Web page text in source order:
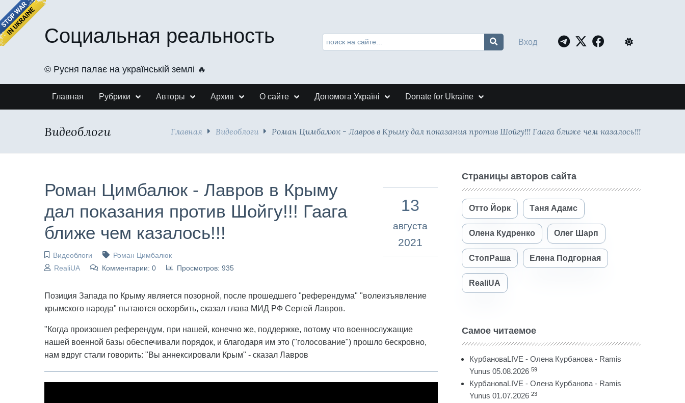
Социальная реальность
©️ Русня палає на українській землі 🔥
Вход
Главная Рубрики Авторы Архив О сайте Допомога Україні Donate for Ukraine
Видеоблоги Главная Видеоблоги Роман Цимбалюк - Лавров в Крыму дал показания против Шойгу!!! Гаага ближе чем казалось!!!
Роман Цимбалюк - Лавров в Крыму
дал показания против Шойгу!!! Гаага
ближе чем казалось!!!
Видеоблоги
Роман Цимбалюк
RealiUA
Комментарии: 0 Просмотров: 935
13
августа
2021
Позиция Запада по Крыму является позорной, после прошедшего "референдума" "волеизъявление
крымского народа" пытаются оскорбить, сказал глава МИД РФ Сергей Лавров.
"Когда произошел референдум, при нашей, конечно же, поддержке, потому что военнослужащие
нашей военной базы обеспечивали порядок, и благодаря им это ("голосование") прошло бескровно,
нам вдруг стали говорить: "Вы аннексировали Крым" - сказал Лавров
Страницы авторов сайта
Отто Йорк Таня Адамс
Олена Кудренко Олег Шарп
СтопРаша Елена Подгорная
RealiUA
Самое читаемое
КурбановаLIVE - Олена Курбанова - Ramis
Yunus 05.08.2026 59
КурбановаLIVE - Олена Курбанова - Ramis
Yunus 01.07.2026 23